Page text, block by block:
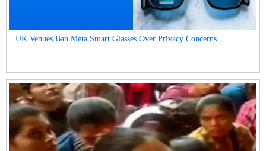
UK Venues Ban Meta Smart Glasses Over Privacy Concerns...